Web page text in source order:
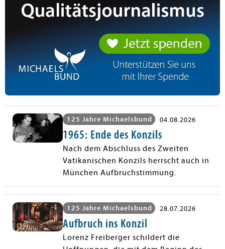
125 Jahre Michaelsbund 04.08.2026
1965: Ende des Konzils
Nach dem Abschluss des Zweiten
Vatikanischen Konzils herrscht auch in
München Aufbruchstimmung.
125 Jahre Michaelsbund 28.07.2026
Aufbruch ins Konzil
Lorenz Freiberger schildert die